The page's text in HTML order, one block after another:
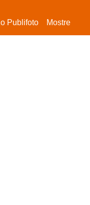
Publifoto Mostre